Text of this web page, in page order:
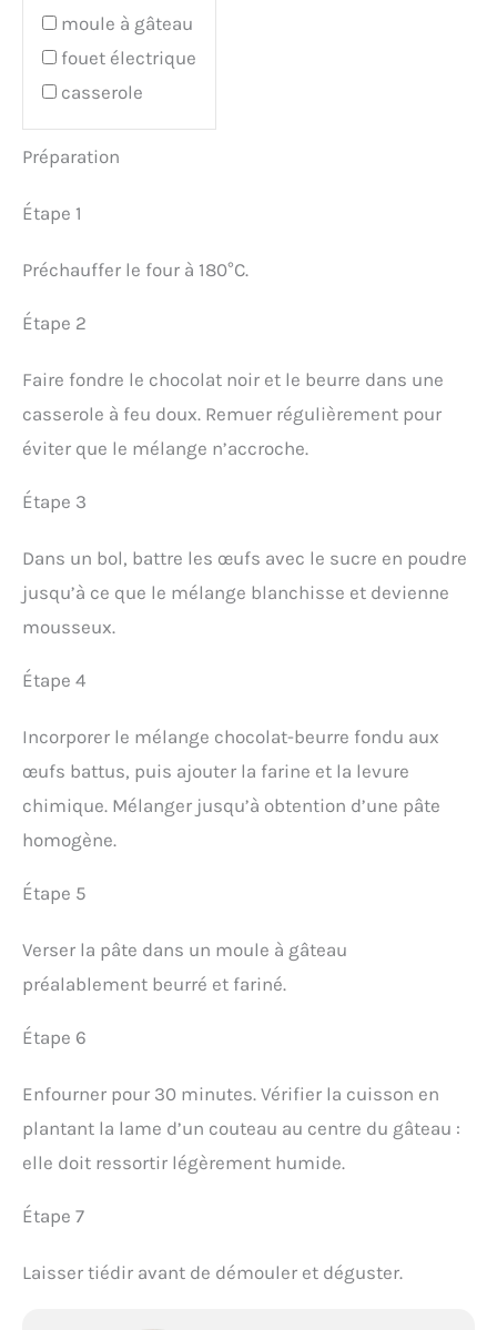
moule à gâteau
fouet électrique
casserole
Préparation
Étape 1
Préchauffer le four à 180°C.
Étape 2
Faire fondre le chocolat noir et le beurre dans une
casserole à feu doux. Remuer régulièrement pour
éviter que le mélange n’accroche.
Étape 3
Dans un bol, battre les œufs avec le sucre en poudre
jusqu’à ce que le mélange blanchisse et devienne
mousseux.
Étape 4
Incorporer le mélange chocolat-beurre fondu aux
œufs battus, puis ajouter la farine et la levure
chimique. Mélanger jusqu’à obtention d’une pâte
homogène.
Étape 5
Verser la pâte dans un moule à gâteau
préalablement beurré et fariné.
Étape 6
Enfourner pour 30 minutes. Vérifier la cuisson en
plantant la lame d’un couteau au centre du gâteau :
elle doit ressortir légèrement humide.
Étape 7
Laisser tiédir avant de démouler et déguster.